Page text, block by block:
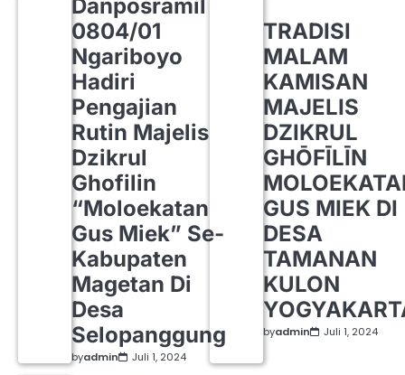
Danposramil
0804/01
Ngariboyo
Hadiri
Pengajian
Rutin Majelis
Dzikrul
Ghofilin
“Moloekatan
Gus Miek” Se-
Kabupaten
Magetan Di
Desa
Selopanggung
byadmin Juli 1, 2024
TRADISI
MALAM
KAMISAN
MAJELIS
DZIKRUL
GHŌFĪLĪN
GUS MIEK DI
DESA
TAMANAN
KULON
byadmin Juli 1, 2024